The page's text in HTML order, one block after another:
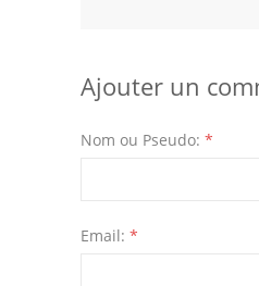
Ajouter un
Nom ou Pseudo: *
Email: *